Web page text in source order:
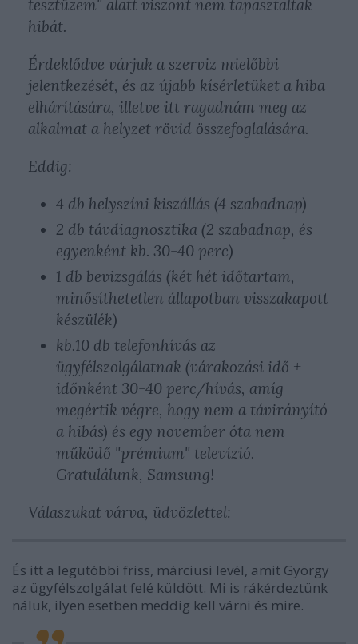
tesztüzem" alatt viszont nem tapasztaltak
hibát.
Érdeklődve várjuk a szerviz mielőbbi
jelentkezését, és az újabb kísérletüket a hiba
elhárítására, illetve itt ragadnám meg az
alkalmat a helyzet rövid összefoglalására.
Eddig:
4 db helyszíni kiszállás (4 szabadnap)
2 db távdiagnosztika (2 szabadnap, és
egyenként kb. 30-40 perc)
1 db bevizsgálás (két hét időtartam,
minősíthetetlen állapotban visszakapott
készülék)
kb.10 db telefonhívás az
ügyfélszolgálatnak (várakozási idő +
időnként 30-40 perc/hívás, amíg
megértik végre, hogy nem a távirányító
a hibás) és egy november óta nem
működő "prémium" televízió.
Gratulálunk, Samsung!
Válaszukat várva, üdvözlettel:
És itt a legutóbbi friss, márciusi levél, amit György
az ügyfélszolgálat felé küldött. Mi is rákérdeztünk
náluk, ilyen esetben meddig kell várni és mire.